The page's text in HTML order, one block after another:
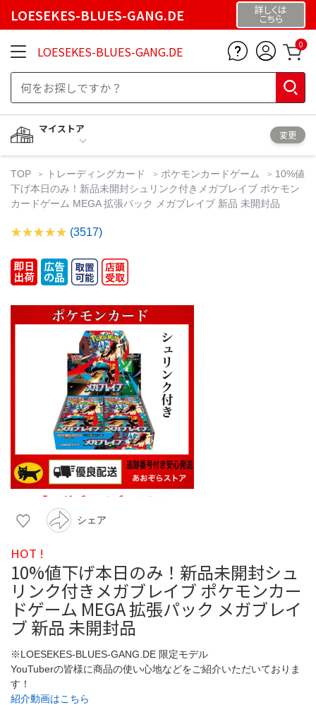
LOESEKES-BLUES-GANG.DE 詳しくは
こちら
LOESEKES-BLUES-GANG.DE 0
マイストア
変更
TOP トレーディングカード ポケモンカードゲーム
10%値
下げ本日のみ！新品未開封シュリンク付きメガブレイブ ポケモン
カードゲーム MEGA 拡張パック メガブレイブ 新品 未開封品
(3517)
シェア
HOT !
10%値下げ本日のみ！新品未開封シュ
リンク付きメガブレイブ ポケモンカー
ドゲーム MEGA 拡張パック メガブレイ
ブ 新品 未開封品
※LOESEKES-BLUES-GANG.DE 限定モデル
YouTuberの皆様に商品の使い心地などをご紹介いただいておりま
す！
紹介動画はこちら